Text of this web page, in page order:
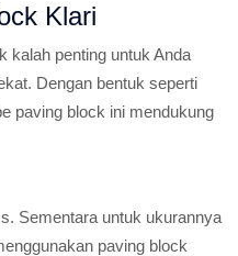
Klari
kalah penting untuk Anda
Dengan bentuk seperti
paving block ini mendukung
Sementara untuk ukurannya
paving block